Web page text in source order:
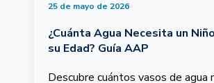
25 de mayo de 2026
¿Cuánta Agua Necesita un
su Edad? Guía AAP
Descubre cuántos vasos de agua